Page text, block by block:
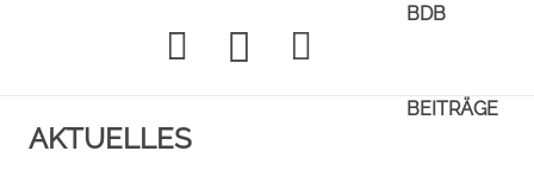
BDB
BEITRÄGE
AKTUELLES